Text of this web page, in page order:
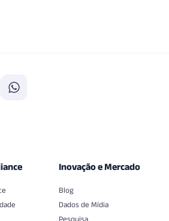
Inovação e Mercado
Blog
Dados de Mídia
Pesquisa